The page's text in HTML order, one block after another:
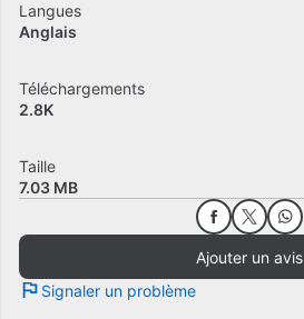
Langues
Anglais
Téléchargements
2.8K
Taille
7.03 MB
Ajouter un avis
Signaler un problème